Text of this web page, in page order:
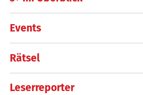
Events
Rätsel
Leserreporter